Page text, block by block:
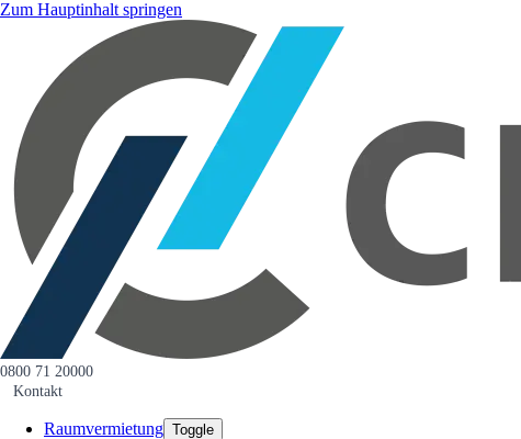
Zum Hauptinhalt springen
0800 71 20000
Kontakt
Raumvermietung Toggle